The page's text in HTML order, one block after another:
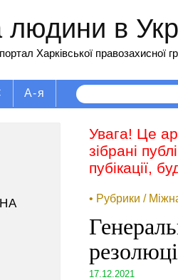
в
Харківської правозахисної
А-я
Увага! Це
зібрані
пубікації,
• Рубрики /
17.12.2021